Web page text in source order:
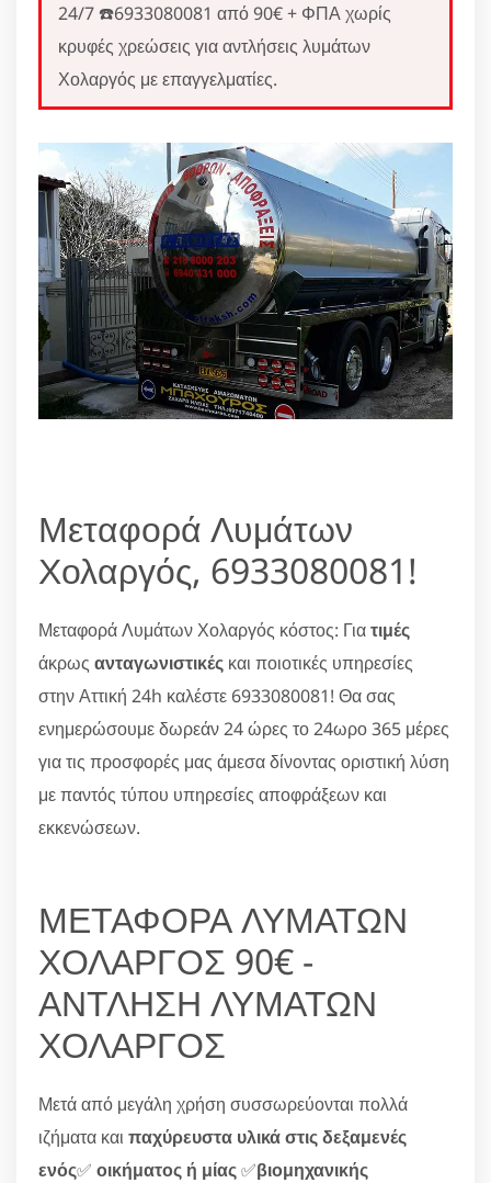
24/7 ☎️6933080081 από 90€ + ΦΠΑ χωρίς
κρυφές χρεώσεις για αντλήσεις λυμάτων
Χολαργός με επαγγελματίες.
Μεταφορά Λυμάτων
Χολαργός, 6933080081!
Μεταφορά Λυμάτων Χολαργός κόστος: Γιατιμές
άκρως ανταγωνιστικές και ποιοτικές υπηρεσίες
στην Αττική 24h καλέστε 6933080081! Θα σας
ενημερώσουμε δωρεάν 24 ώρες το 24ωρο 365 μέρες
για τις προσφορές μας άμεσα δίνοντας οριστική λύση
με παντός τύπου υπηρεσίες αποφράξεων και
εκκενώσεων.
ΜΕΤΑΦΟΡΑ ΛΥΜΑΤΩΝ
ΧΟΛΑΡΓΟΣ 90€ -
ΑΝΤΛΗΣΗ ΛΥΜΑΤΩΝ
ΧΟΛΑΡΓΟΣ
Μετά από μεγάλη χρήση συσσωρεύονται πολλά
ιζήματα και παχύρευστα υλικά στις δεξαμενές
ενός✅ οικήματος ή μίας✅βιομηχανικής